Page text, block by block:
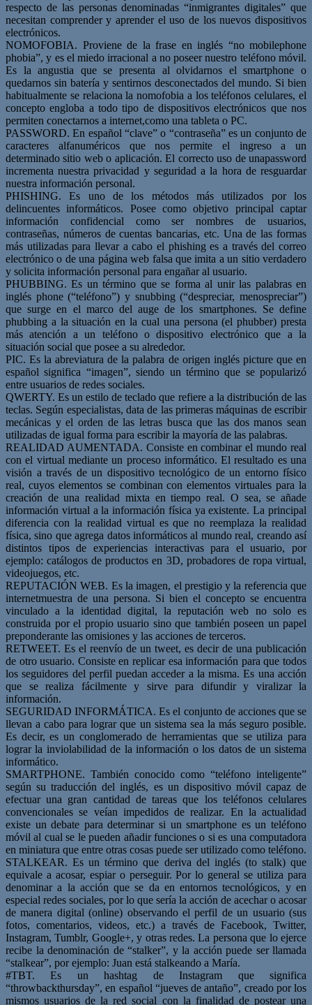
respecto de las personas denominadas “inmigrantes digitales” que
necesitan comprender y aprender el uso de los nuevos dispositivos
electrónicos.
NOMOFOBIA. Proviene de la frase en inglés “no mobilephone
phobia”, y es el miedo irracional a no poseer nuestro teléfono móvil.
Es la angustia que se presenta al olvidarnos el smartphone o
quedarnos sin batería y sentirnos desconectados del mundo. Si bien
habitualmente se relaciona la nomofobia a los teléfonos celulares, el
concepto engloba a todo tipo de dispositivos electrónicos que nos
permiten conectarnos a internet,como una tableta o PC.
PASSWORD. En español “clave” o “contraseña” es un conjunto de
caracteres alfanuméricos que nos permite el ingreso a un
determinado sitio web o aplicación. El correcto uso de unapassword
incrementa nuestra privacidad y seguridad a la hora de resguardar
nuestra información personal.
PHISHING. Es uno de los métodos más utilizados por los
delincuentes informáticos. Posee como objetivo principal captar
información confidencial como ser nombres de usuarios,
contraseñas, números de cuentas bancarias, etc. Una de las formas
más utilizadas para llevar a cabo el phishing es a través del correo
electrónico o de una página web falsa que imita a un sitio verdadero
y solicita información personal para engañar al usuario.
PHUBBING. Es un término que se forma al unir las palabras en
inglés phone (“teléfono”) y snubbing (“despreciar, menospreciar”)
que surge en el marco del auge de los smartphones. Se define
phubbing a la situación en la cual una persona (el phubber) presta
más atención a un teléfono o dispositivo electrónico que a la
situación social que posee a su alrededor.
PIC. Es la abreviatura de la palabra de origen inglés picture que en
español significa “imagen”, siendo un término que se popularizó
entre usuarios de redes sociales.
QWERTY. Es un estilo de teclado que refiere a la distribución de las
teclas. Según especialistas, data de las primeras máquinas de escribir
mecánicas y el orden de las letras busca que las dos manos sean
utilizadas de igual forma para escribir la mayoría de las palabras.
REALIDAD AUMENTADA. Consiste en combinar el mundo real
con el virtual mediante un proceso informático. El resultado es una
visión a través de un dispositivo tecnológico de un entorno físico
real, cuyos elementos se combinan con elementos virtuales para la
creación de una realidad mixta en tiempo real. O sea, se añade
información virtual a la información física ya existente. La principal
diferencia con la realidad virtual es que no reemplaza la realidad
física, sino que agrega datos informáticos al mundo real, creando así
distintos tipos de experiencias interactivas para el usuario, por
ejemplo: catálogos de productos en 3D, probadores de ropa virtual,
videojuegos, etc.
REPUTACIÓN WEB. Es la imagen, el prestigio y la referencia que
internetmuestra de una persona. Si bien el concepto se encuentra
vinculado a la identidad digital, la reputación web no solo es
construida por el propio usuario sino que también poseen un papel
preponderante las omisiones y las acciones de terceros.
RETWEET. Es el reenvío de un tweet, es decir de una publicación
de otro usuario. Consiste en replicar esa información para que todos
los seguidores del perfil puedan acceder a la misma. Es una acción
que se realiza fácilmente y sirve para difundir y viralizar la
información.
SEGURIDAD INFORMÁTICA. Es el conjunto de acciones que se
llevan a cabo para lograr que un sistema sea la más seguro posible.
Es decir, es un conglomerado de herramientas que se utiliza para
lograr la inviolabilidad de la información o los datos de un sistema
informático.
SMARTPHONE. También conocido como “teléfono inteligente”
según su traducción del inglés, es un dispositivo móvil capaz de
efectuar una gran cantidad de tareas que los teléfonos celulares
convencionales se veían impedidos de realizar. En la actualidad
existe un debate para determinar si un smartphone es un teléfono
móvil al cual se le pueden añadir funciones o si es una computadora
en miniatura que entre otras cosas puede ser utilizado como teléfono.
STALKEAR. Es un término que deriva del inglés (to stalk) que
equivale a acosar, espiar o perseguir. Por lo general se utiliza para
denominar a la acción que se da en entornos tecnológicos, y en
especial redes sociales, por lo que sería la acción de acechar o acosar
de manera digital (online) observando el perfil de un usuario (sus
fotos, comentarios, videos, etc.) a través de Facebook, Twitter,
Instagram, Tumblr, Google+, y otras redes. La persona que lo ejerce
recibe la denominación de “stalker”, y la acción puede ser llamada
“stalkear”, por ejemplo: Juan está stalkeando a María.
#TBT. Es un hashtag de Instagram que significa
“throwbackthursday”, en español “jueves de antaño”, creado por los
mismos usuarios de la red social con la finalidad de postear una